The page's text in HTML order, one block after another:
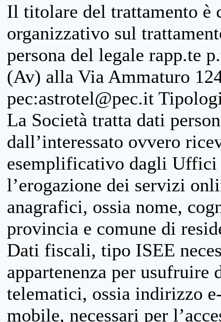
Il titolare del trattamento è
organizzativo sul
persona del legale rapp.te
(Av) alla Via Ammaturo
pec:astrotel@pec.it
La Società tratta dati
dall’interessato ovvero
esemplificativo dagli
l’erogazione dei servizi
anagrafici, ossia nome,
provincia e comune di
Dati fiscali, tipo ISEE
appartenenza per
telematici, ossia indirizzo
mobile, necessari per